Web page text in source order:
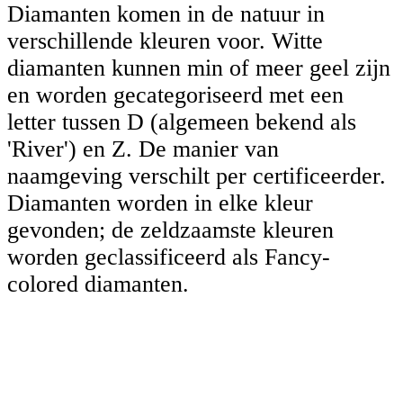
Diamanten komen in de natuur in
verschillende kleuren voor. Witte
diamanten kunnen min of meer geel zijn
en worden gecategoriseerd met een
letter tussen D (algemeen bekend als
'River') en Z. De manier van
naamgeving verschilt per certificeerder.
Diamanten worden in elke kleur
gevonden; de zeldzaamste kleuren
worden geclassificeerd als Fancy-
colored diamanten.